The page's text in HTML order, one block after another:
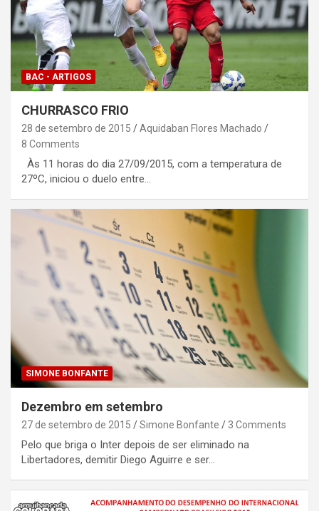
BAC - ARTIGOS
CHURRASCO FRIO
28 de setembro de 2015
Aquidaban Flores Machado
8 Comments
Às 11 horas do dia 27/09/2015, com a temperatura de
27ºC, iniciou o duelo entre…
SIMONE BONFANTE
Dezembro em setembro
27 de setembro de 2015 Simone Bonfante 3 Comments
Pelo que briga o Inter depois de ser eliminado na
Libertadores, demitir Diego Aguirre e ser…